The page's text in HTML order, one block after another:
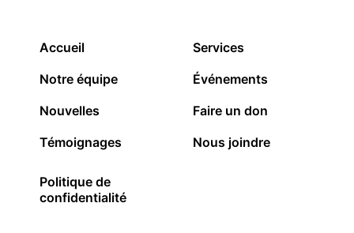
Accueil
Notre équipe
Nouvelles
Témoignages
Services
Événements
Faire un don
Nous joindre
Politique de
confidentialité